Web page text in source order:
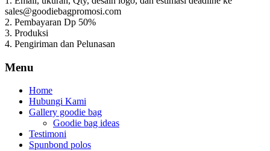
sales@goodiebagpromosi.com
2. Pembayaran Dp 50%
3. Produksi
4. Pengiriman dan Pelunasan
Menu
Home
Hubungi Kami
Gallery goodie bag
Goodie bag ideas
Testimoni
Spunbond polos